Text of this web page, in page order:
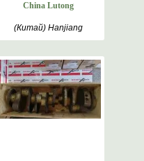
China Lutong
(Китай) Hanjiang